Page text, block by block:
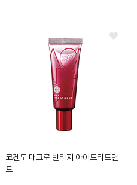
코겐도 매크로 빈티지 아이트리트먼
트